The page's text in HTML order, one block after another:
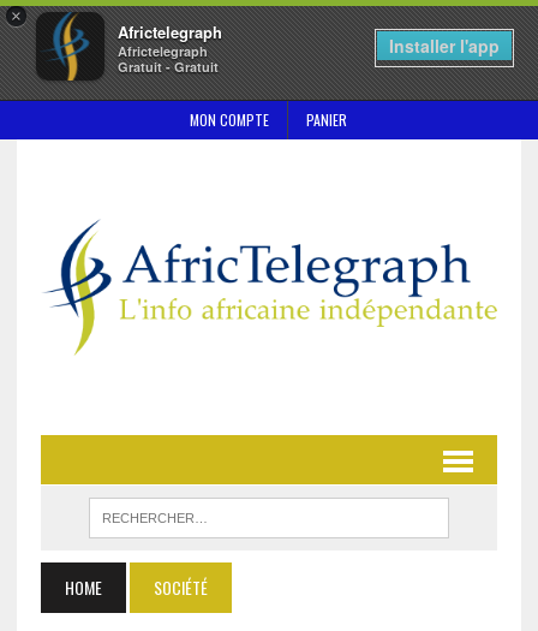
×
Africtelegraph
Africtelegraph
Gratuit - Gratuit
Installer l'app
MON COMPTE PANIER
HOME SOCIÉTÉ